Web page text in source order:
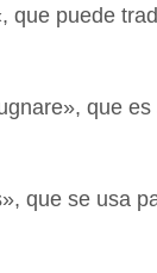
que puede
que
que se usa